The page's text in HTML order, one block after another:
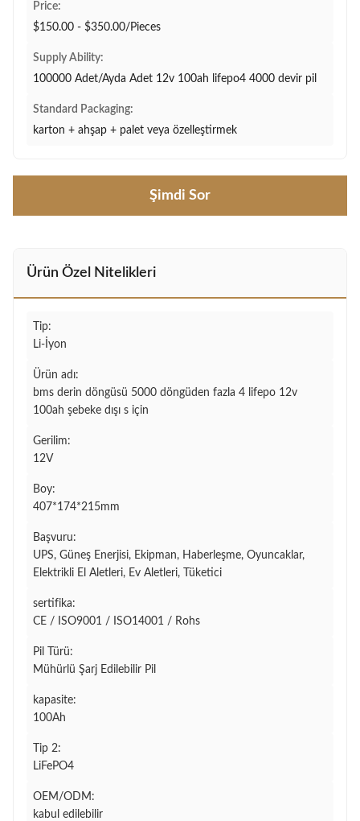
Price:
$150.00 - $350.00/Pieces
Supply Ability:
100000 Adet/Ayda Adet 12v 100ah lifepo4 4000 devir pil
Standard Packaging:
karton + ahşap + palet veya özelleştirmek
Şimdi Sor
Ürün Özel Nitelikleri
Tip:
Li-İyon
Ürün adı:
bms derin döngüsü 5000 döngüden fazla 4 lifepo 12v
100ah şebeke dışı s için
Gerilim:
12V
Boy:
407*174*215mm
Başvuru:
UPS, Güneş Enerjisi, Ekipman, Haberleşme, Oyuncaklar,
Elektrikli El Aletleri, Ev Aletleri, Tüketici
sertifika:
CE / ISO9001 / ISO14001 / Rohs
Pil Türü:
Mühürlü Şarj Edilebilir Pil
kapasite:
100Ah
Tip 2:
LiFePO4
OEM/ODM:
kabul edilebilir